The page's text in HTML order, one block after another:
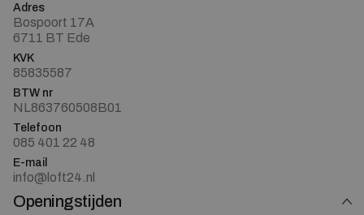
Adres
Bospoort 17A
6711 BT Ede
KVK
85835587
BTW nr
NL863760508B01
Telefoon
085 401 22 48
E-mail
info@loft24.nl
Openingstijden